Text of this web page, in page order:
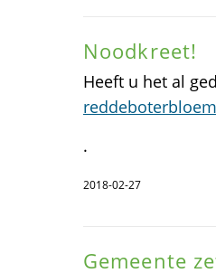
Noodkreet!
Heeft u het al
.
2018-02-27
Gemeente